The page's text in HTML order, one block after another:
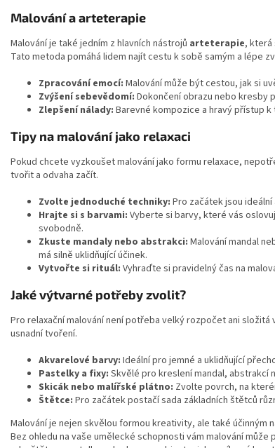
Malování a arteterapie
Malování je také jedním z hlavních nástrojů arteterapie, která
Tato metoda pomáhá lidem najít cestu k sobě samým a lépe
Zpracování emocí: Malování může být cestou, jak si
Zvýšení sebevědomí: Dokončení obrazu nebo kresby
Zlepšení nálady: Barevné kompozice a hravý přístup
Tipy na malování jako relaxaci
Pokud chcete vyzkoušet malování jako formu relaxace,
tvořit a odvaha začít.
Zvolte jednoduché techniky: Pro začátek jsou
Hrajte si s barvami: Vyberte si barvy, které vás
svobodně.
Zkuste mandaly nebo abstrakci: Malování mandal
má silně uklidňující účinek.
Vytvořte si rituál: Vyhraďte si pravidelný čas na
Jaké výtvarné potřeby zvolit?
Pro relaxační malování není potřeba velký rozpočet ani
usnadní tvoření.
Akvarelové barvy: Ideální pro jemné a uklidňující
Pastelky a fixy: Skvělé pro kreslení mandal, abstrakcí
Skicák nebo malířské plátno: Zvolte povrch, na
Štětce: Pro začátek postačí sada základních štětců
Malování je nejen skvělou formou kreativity, ale také
Bez ohledu na vaše umělecké schopnosti vám malování